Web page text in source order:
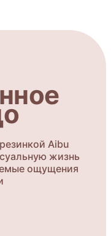
Aibu
жизнь
ощущения